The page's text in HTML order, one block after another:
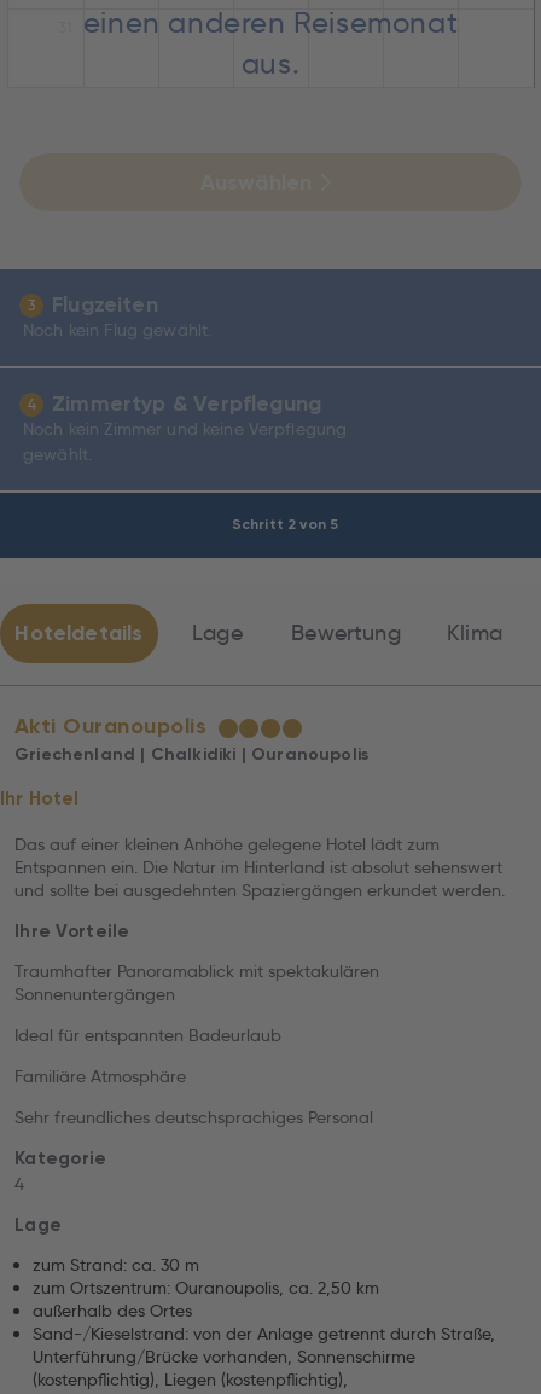
Schritt 2 von 5
einen anderen Reisemonat
aus.
3 Flugzeiten
Noch kein Flug gewählt.
4 Zimmertyp & Verpflegung
Noch kein Zimmer und keine Verpflegung
gewählt.
Hoteldetails Lage Bewertung Klima
Akti Ouranoupolis ★★★★
Griechenland | Chalkidiki | Ouranoupolis
Ihr Hotel
Das auf einer kleinen Anhöhe gelegene Hotel lädt zum
Entspannen ein. Die Natur im Hinterland ist absolut sehenswert
und sollte bei ausgedehnten Spaziergängen erkundet werden.
Ihre Vorteile
Traumhafter Panoramablick mit spektakulären
Sonnenuntergängen
Ideal für entspannten Badeurlaub
Familiäre Atmosphäre
Sehr freundliches deutschsprachiges Personal
Kategorie
4
Lage
zum Strand: ca. 30 m
zum Ortszentrum: Ouranoupolis, ca. 2,50 km
außerhalb des Ortes
Sand-/Kieselstrand: von der Anlage getrennt durch Straße,
Unterführung/Brücke vorhanden, Sonnenschirme
(kostenpflichtig), Liegen (kostenpflichtig),